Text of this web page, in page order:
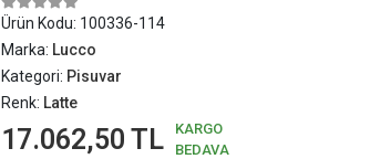
Ürün Kodu: 100336-114
Marka: Lucco
Kategori: Pisuvar
Renk: Latte
17.062,50 TL
KARGO
BEDAVA